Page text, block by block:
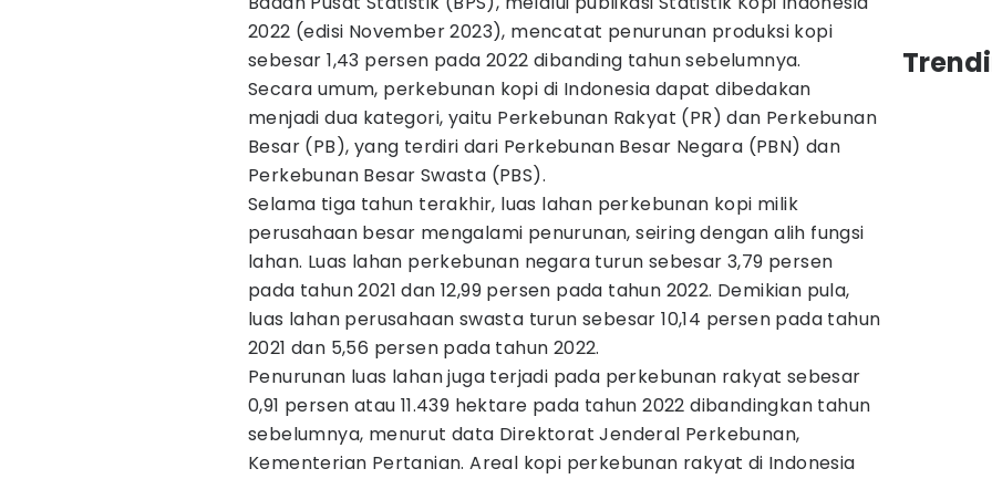
2022 (edisi November 2023), mencatat penurunan produksi kopi
sebesar 1,43 persen pada 2022 dibanding tahun sebelumnya.
Secara umum, perkebunan kopi di Indonesia dapat dibedakan
menjadi dua kategori, yaitu Perkebunan Rakyat (PR) dan Perkebunan
Besar (PB), yang terdiri dari Perkebunan Besar Negara (PBN) dan
Perkebunan Besar Swasta (PBS).
Selama tiga tahun terakhir, luas lahan perkebunan kopi milik
perusahaan besar mengalami penurunan, seiring dengan alih fungsi
lahan. Luas lahan perkebunan negara turun sebesar 3,79 persen
pada tahun 2021 dan 12,99 persen pada tahun 2022. Demikian pula,
luas lahan perusahaan swasta turun sebesar 10,14 persen pada tahun
2021 dan 5,56 persen pada tahun 2022.
Penurunan luas lahan juga terjadi pada perkebunan rakyat sebesar
0,91 persen atau 11.439 hektare pada tahun 2022 dibandingkan tahun
sebelumnya, menurut data Direktorat Jenderal Perkebunan,
Kementerian Pertanian. Areal kopi perkebunan rakyat di Indonesia